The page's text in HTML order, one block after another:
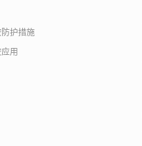
护措施
用